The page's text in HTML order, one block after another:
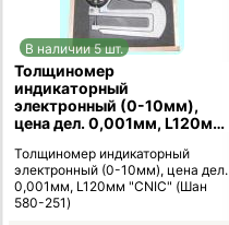
В наличии 5 шт.
Толщиномер
индикаторный
электронный (0-10мм),
цена дел. 0,001мм, L120мм
Толщиномер индикаторный
электронный (0-10мм), цена дел.
0,001мм, L120мм "CNIC" (Шан
580-251)